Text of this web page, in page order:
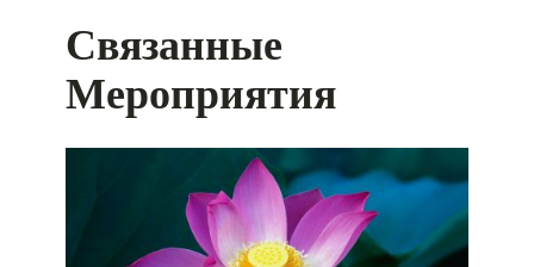
Связанные
Мероприятия